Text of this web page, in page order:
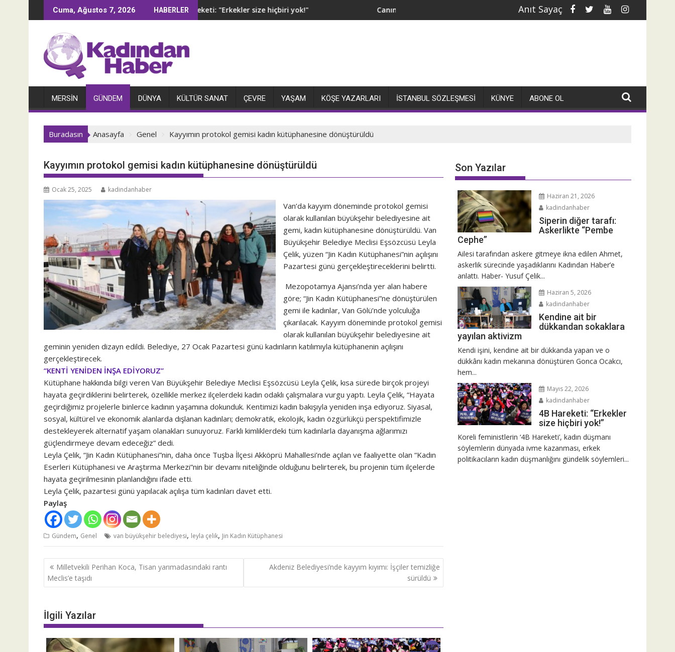
geç
Cuma, Ağustos 7, 2026 HABERLER
dükkandan sokaklara yayılan aktivizm 4B Hareketi: "Erkekler size hiçbiri yok!" Canım hiç öpmeyeyim, HPV'liyim Normların çatlağında bir sanat
Anıt Sayaç
MERSIN GÜNDEM DÜNYA KÜLTÜR SANAT ÇEVRE YAŞAM KÖŞE YAZARLARI İSTANBUL SÖZLEŞMESI KÜNYE ABONE OL
Buradasın Anasayfa Genel Kayyımın protokol gemisi kadın kütüphanesine dönüştürüldü
Kayyımın protokol gemisi kadın kütüphanesine dönüştürüldü
Ocak 25, 2025 kadindanhaber
Van’da kayyım döneminde protokol gemisi
olarak kullanılan büyükşehir belediyesine ait
gemi, kadın kütüphanesine dönüştürüldü. Van
Büyükşehir Belediye Meclisi Eşsözcüsü Leyla
Çelik, yüzen “Jin Kadın Kütüphanesi”nin açılışını
Pazartesi günü gerçekleştireceklerini belirtti.
Mezopotamya Ajansı’nda yer alan habere
göre; “Jin Kadın Kütüphanesi”ne dönüştürülen
gemi ile kadınlar, Van Gölü’nde yolculuğa
çıkarılacak. Kayyım döneminde protokol gemisi
olarak kullanılan büyükşehir belediyesine ait
geminin yeniden dizayn edildi. Belediye, 27 Ocak Pazartesi günü kadınların katılımıyla kütüphanenin açılışını
gerçekleştirecek.
“KENTİ YENİDEN İNŞA EDİYORUZ”
Kütüphane hakkında bilgi veren Van Büyükşehir Belediye Meclisi Eşsözcüsü Leyla Çelik, kısa sürede birçok projeyi
hayata geçirdiklerini belirterek, özellikle merkez ilçelerdeki kadın odaklı çalışmalara vurgu yaptı. Leyla Çelik, “Hayata
geçirdiğimiz projelerle binlerce kadının yaşamına dokunduk. Kentimizi kadın bakışıyla yeniden inşa ediyoruz. Siyasal,
sosyal, kültürel ve ekonomik alanlarda dışlanan kadınları; demokratik, ekolojik, kadın özgürlükçü perspektifimizle
destekleyerek alternatif yaşam olanakları sunuyoruz. Farklı kimliklerdeki tüm kadınlarla dayanışma ağlarımızı
güçlendirmeye devam edeceğiz” dedi.
Leyla Çelik, “Jin Kadın Kütüphanesi”nin, daha önce Tuşba İlçesi Akköprü Mahallesi’nde açılan ve faaliyette olan “Kadın
Eserleri Kütüphanesi ve Araştırma Merkezi”nin bir devamı niteliğinde olduğunu belirterek, bu projenin tüm ilçelerde
hayata geçirilmesinin planlandığını ifade etti.
Leyla Çelik, pazartesi günü yapılacak açılışa tüm kadınları davet etti.
Paylaş
Gündem, Genel van büyükşehir belediyesi, leyla çelik, Jin Kadın Kütüphanesi
Yazı
dolaşımı
Milletvekili Perihan Koca, Tisan yarımadasındaki rantı
Meclis’e taşıdı
Akdeniz Belediyesi’nde kayyım kıyımı: İşçiler temizliğe
sürüldü
İlgili Yazılar
Son Yazılar
Haziran 21, 2026
kadindanhaber
Siperin diğer tarafı:
Askerlikte “Pembe
Cephe”
Ailesi tarafından askere gitmeye ikna edilen Ahmet,
askerlik sürecinde yaşadıklarını Kadından Haber’e
anlattı. Haber- Yusuf Çelik...
Haziran 5, 2026
kadindanhaber
Kendine ait bir
dükkandan sokaklara
yayılan aktivizm
Kendi işini, kendine ait bir dükkanda yapan ve o
dükkânı kadın mekanına dönüştüren Gonca Ocakcı,
hem...
Mayıs 22, 2026
kadindanhaber
4B Hareketi: “Erkekler
size hiçbiri yok!”
Koreli feministlerin ‘4B Hareketi’, kadın düşmanı
söylemlerin dünyada ivme kazanması, erkek
politikacıların kadın düşmanlığını gündelik söylemleri...